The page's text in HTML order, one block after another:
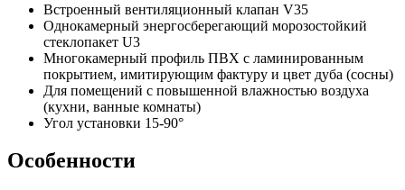
Встроенный вентиляционный клапан V35
Однокамерный энергосберегающий морозостойкий
стеклопакет U3
Многокамерный профиль ПВХ с ламинированным
покрытием, имитирующим фактуру и цвет дуба (сосны)
Для помещений с повышенной влажностью воздуха
(кухни, ванные комнаты)
Угол установки 15-90°
Особенности